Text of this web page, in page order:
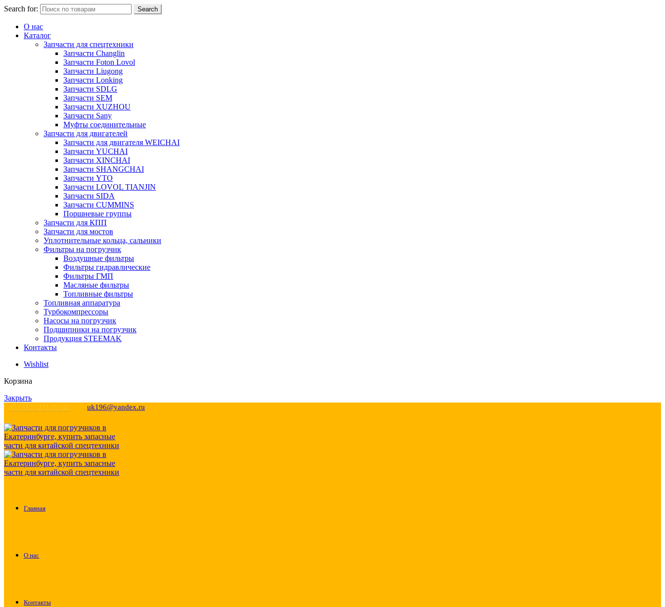
Search for: Search
О нас
Каталог
Запчасти для спецтехники
Запчасти Changlin
Запчасти Foton Lovol
Запчасти Liugong
Запчасти Lonking
Запчасти SDLG
Запчасти SEM
Запчасти XUZHOU
Запчасти Sany
Муфты соединительные
Запчасти для двигателей
Запчасти для двигателя WEICHAI
Запчасти YUCHAI
Запчасти XINCHAI
Запчасти SHANGCHAI
Запчасти YTO
Запчасти LOVOL TIANJIN
Запчасти SIDA
Запчасти CUMMINS
Поршневые группы
Запчасти для КПП
Запчасти для мостов
Уплотнительные кольца, сальники
Фильтры на погрузчик
Воздушные фильтры
Фильтры гидравлические
Фильтры ГМП
Масляные фильтры
Топливные фильтры
Топливная аппаратура
Турбокомпрессоры
Насосы на погрузчик
Подшипники на погрузчик
Продукция STEEMAK
Контакты
Wishlist
Корзина
Закрыть
+7 (343) 271-21-21 uk196@yandex.ru
Главная
О нас
Контакты